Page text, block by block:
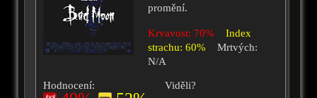
promění.
Krvavost: 70%
Index
strachu: 60%
Mrtvých:
N/A
Hodnocení: Viděli?